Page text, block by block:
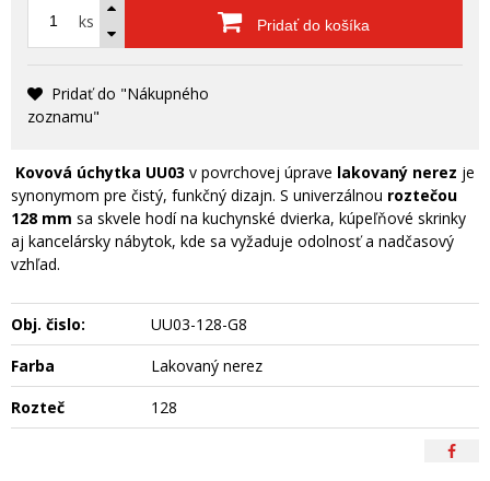
ks Pridať do košíka
Pridať do "Nákupného
zoznamu"
Kovová úchytka UU03 v povrchovej úprave lakovaný nerez je
synonymom pre čistý, funkčný dizajn. S univerzálnou roztečou
128 mm sa skvele hodí na kuchynské dvierka, kúpeľňové skrinky
aj kancelársky nábytok, kde sa vyžaduje odolnosť a nadčasový
vzhľad.
Obj. čislo:
UU03-128-G8
Farba
Lakovaný nerez
Rozteč
128